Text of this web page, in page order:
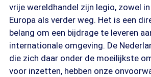
vrije wereldhandel zijn legio, zowel
Europa als verder weg. Het is een
belang om een bijdrage te leveren
internationale omgeving. De
die zich daar onder de moeilijkste
voor inzetten, hebben onze